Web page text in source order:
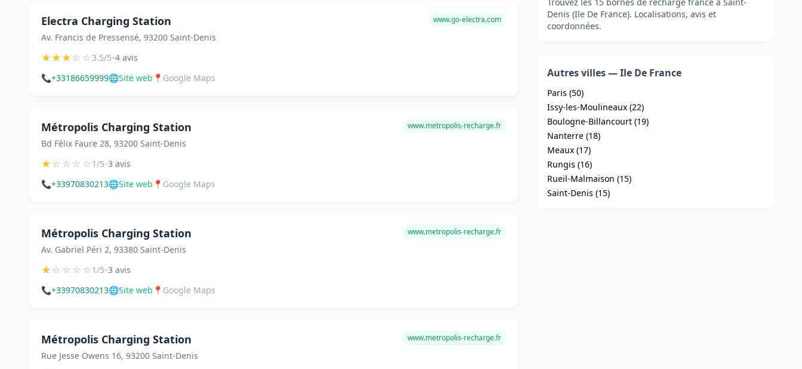
Electra Charging Station
Av. Francis de Pressensé, 93200 Saint-Denis
www.go-electra.com
★★★☆☆3.5/5•4 avis
📞+33186659999🌐Site web 📍 Google Maps
Métropolis Charging Station
Bd Félix Faure 28, 93200 Saint-Denis
www.metropolis-recharge.fr
★☆☆☆☆1/5•3 avis
📞+33970830213🌐Site web 📍 Google Maps
Métropolis Charging Station
Av. Gabriel Péri 2, 93380 Saint-Denis
www.metropolis-recharge.fr
★☆☆☆☆1/5•3 avis
📞+33970830213🌐Site web 📍 Google Maps
Métropolis Charging Station
Rue Jesse Owens 16, 93200 Saint-Denis
www.metropolis-recharge.fr
Denis (Ile De France). Localisations, avis et
coordonnées.
Autres villes — Ile De France
Paris (50)
Issy-les-Moulineaux (22)
Boulogne-Billancourt (19)
Nanterre (18)
Meaux (17)
Rungis (16)
Rueil-Malmaison (15)
Saint-Denis (15)